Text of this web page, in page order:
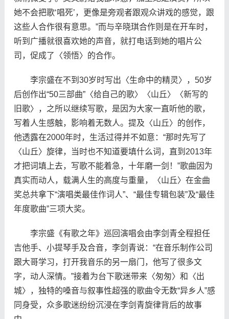
她不会把歌‘唱死’，更像是旁观者跟观众讲戏的感觉，跟
这些人合作很有意思。”而与辛晓琪合作则是在开车时，
听到广播就很喜欢她的声音，就打电话到她的唱片公
司，促成了〈领悟〉的合作。
李宗盛在不到30岁时写出〈生命中的精灵〉，50岁
后创作出“50三部曲”〈给自己的歌〉〈山丘〉〈新写的
旧歌〉，之所以继续写歌，是因为大家一直听他的歌，
写着人生感触，影响着无数人。提及〈山丘〉的创作，
他透露在2000年时，生活过得并不如意：“那时先写了
〈山丘〉旋律，当时也不知道要填什么词，直到2013年
才把词填上去，写歌不能着急，十年磨一剑！”歌曲因为
真实而动人，载满人生的高度与重量，〈山丘〉在金曲
奖总共拿下“演唱类最佳作词人”、“最佳专辑包装”及“最佳
年度歌曲”三项大奖。
李宗盛《有歌之年》巡回演唱会由李剑青全程担任
吉他手、小提琴手及合音，李剑青说：“在音乐制作公司
跟大哥学习，打开我音乐的另一扇门，他写了很多文
字，动人深情。”接着为台下歌迷带来〈匆匆〉和〈出
城〉，独特的嗓音与叙事性超强的歌曲令无数“异乡人”感
同身受，众多歌迷纷纷沉浸在李剑青旋律背后的故事